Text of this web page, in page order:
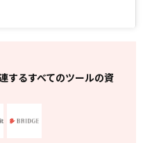
するすべてのツールの資